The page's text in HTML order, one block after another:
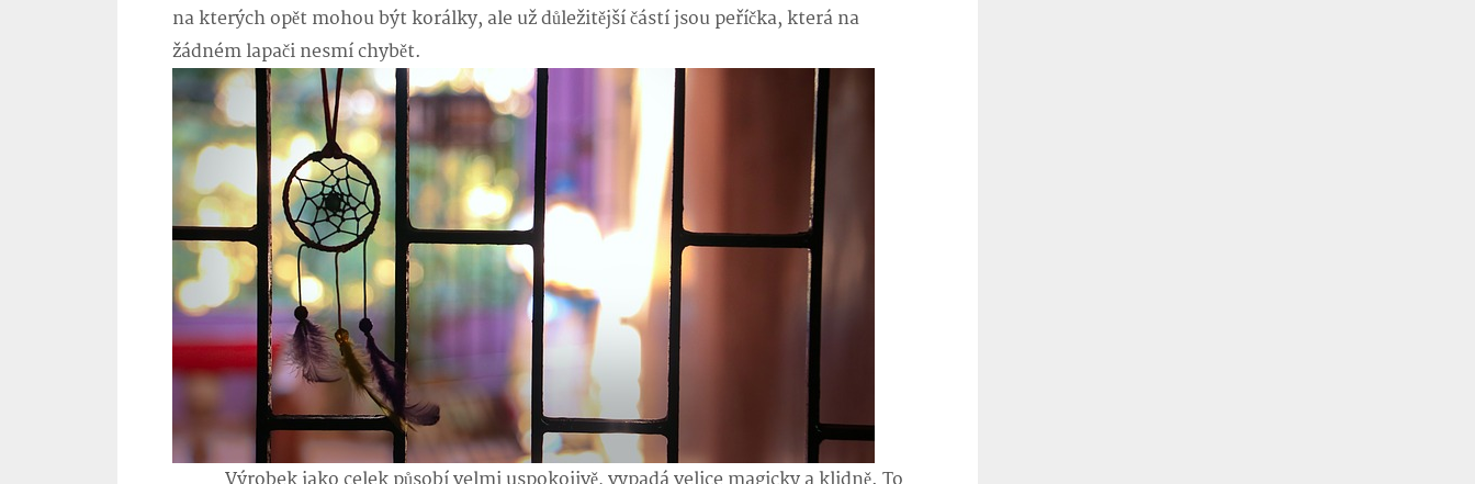
na kterých opět mohou být korálky, ale už důležitější částí jsou peříčka, která na
žádném lapači nesmí chybět.